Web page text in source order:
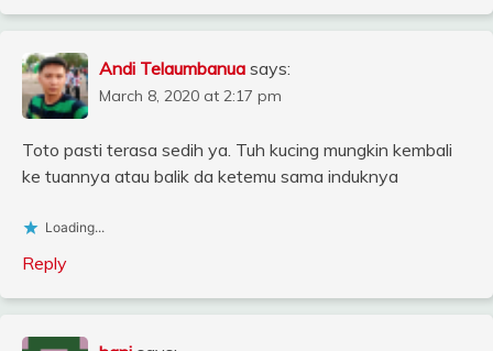
Andi Telaumbanua says:
March 8, 2020 at 2:17 pm
Toto pasti terasa sedih ya. Tuh kucing mungkin kembali
ke tuannya atau balik da ketemu sama induknya
Loading...
Reply